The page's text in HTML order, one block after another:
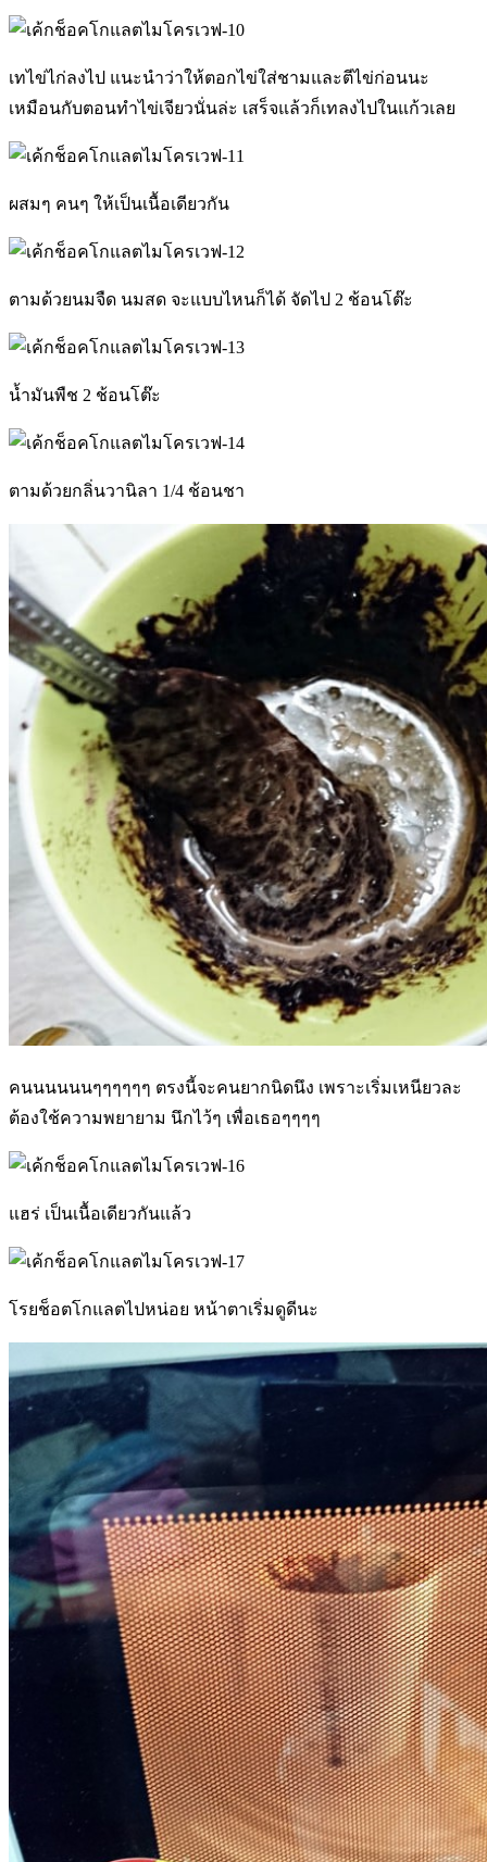
เทไข่ไก่ลงไป แนะนำว่าให้ตอกไข่ใส่ชามและตีไข่ก่อนนะ
เหมือนกับตอนทำไข่เจียวนั่นล่ะ เสร็จแล้วก็เทลงไปในแก้วเลย
ผสมๆ คนๆ ให้เป็นเนื้อเดียวกัน
ตามด้วยนมจืด นมสด จะแบบไหนก็ได้ จัดไป 2 ช้อนโต๊ะ
น้ำมันพืช 2 ช้อนโต๊ะ
ตามด้วยกลิ่นวานิลา 1/4 ช้อนชา
คนนนนนนๆๆๆๆๆๆ ตรงนี้จะคนยากนิดนึง เพราะเริ่มเหนียวละ
ต้องใช้ความพยายาม นึกไว้ๆ เพื่อเธอๆๆๆๆ
แฮร่ เป็นเนื้อเดียวกันแล้ว
โรยช็อตโกแลตไปหน่อย หน้าตาเริ่มดูดีนะ